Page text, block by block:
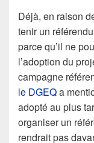
Déjà, en raison
tenir un
parce qu’il ne
l’adoption du
campagne
le DGEQa
adopté au plus
organiser un
rendrait pas